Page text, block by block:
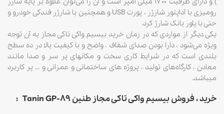
رومیزی با آداپتور شارژر ، پورت USB و همچنین با شارژر فندکی خودرو و
حتی با پاور بانک شارژ کرد.
یکی دیگر از مواردی که در زمان خرید بیسیم واکی تاکی مجاز به آن توجه
ویژه می‌شود ، دارا بودن صدای شفاف ، واضح و با کیفیت بالا در ده سطح
بلندی است که در شرایط کاری سخت و مکانهای پر سر و صدا مانند
معادن ، کارگاه‌های تولید ، پروژه های ساختمانی و عمرانی و … پر کاربرد
میباشد.
خرید ، فروش بیسیم واکی تاکی مجاز طنین Tanin GP-89 :